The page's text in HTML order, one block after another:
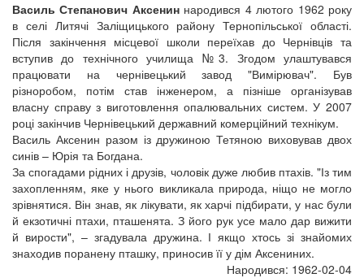
Василь Степанович Аксениннародився 4 лютого 1962 року
в селі Литячі Заліщицького району Тернопільської області.
Після закінчення місцевої школи переїхав до Чернівців та
вступив до технічного училища №3. Згодом улаштувався
працювати на чернівецький завод "Вимірювач". Був
різноробом, потім став інженером, а пізніше організував
власну справу з виготовлення опалювальних систем. У 2007
році закінчив Чернівецький державний комерційний технікум.
Василь Аксенин разом із дружиною Тетяною виховував двох
синів – Юрія та Богдана.
За спогадами рідних і друзів, чоловік дуже любив птахів. "Із тим
захопленням, яке у нього викликала природа, ніщо не могло
зрівнятися. Він знав, як лікувати, як харчі підбирати, у нас були
й екзотичні птахи, пташенята. З його рук усе мало дар вижити
й вирости", – згадувала дружина. І якщо хтось зі знайомих
знаходив поранену пташку, приносив її у дім Аксениних.
Народився: 1962-02-04